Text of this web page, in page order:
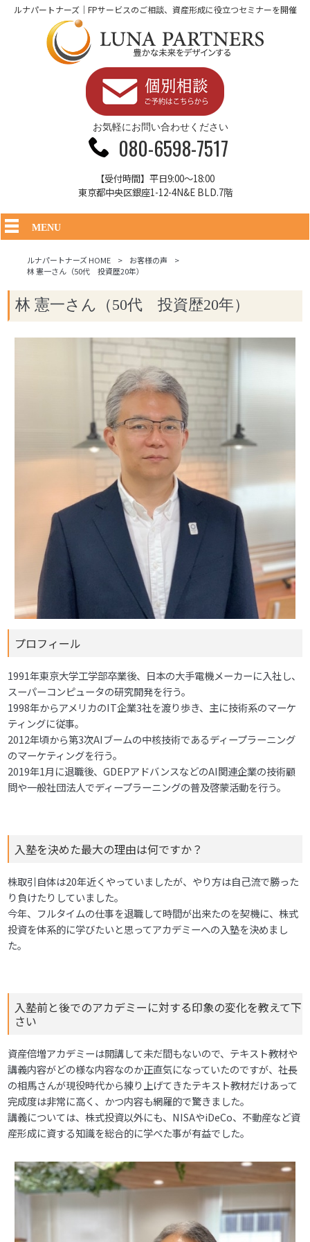
ルナパートナーズ｜FPサービスのご相談、資産形成に役立つセミナーを開催
お気軽にお問い合わせください
080-6598-7517
【受付時間】平日9:00～18:00
東京都中央区銀座1-12-4N&E BLD.7階
MENU
ルナパートナーズ HOME > お客様の声
>
林 憲一さん（50代 投資歴20年）
林 憲一さん（50代 投資歴20年）
プロフィール
1991年東京大学工学部卒業後、日本の大手電機メーカーに入社し、
スーパーコンピュータの研究開発を行う。
1998年からアメリカのIT企業3社を渡り歩き、主に技術系のマーケ
ティングに従事。
2012年頃から第3次AIブームの中核技術であるディープラーニング
のマーケティングを行う。
2019年1月に退職後、GDEPアドバンスなどのAI関連企業の技術顧
問や一般社団法人でディープラーニングの普及啓蒙活動を行う。
入塾を決めた最大の理由は何ですか？
株取引自体は20年近くやっていましたが、やり方は自己流で勝った
り負けたりしていました。
今年、フルタイムの仕事を退職して時間が出来たのを契機に、株式
投資を体系的に学びたいと思ってアカデミーへの入塾を決めまし
た。
入塾前と後でのアカデミーに対する印象の変化を教えて下
さい
資産倍増アカデミーは開講して未だ間もないので、テキスト教材や
講義内容がどの様な内容なのか正直気になっていたのですが、社長
の相馬さんが現役時代から練り上げてきたテキスト教材だけあって
完成度は非常に高く、かつ内容も網羅的で驚きました。
講義については、株式投資以外にも、NISAやiDeCo、不動産など資
産形成に資する知識を総合的に学べた事が有益でした。